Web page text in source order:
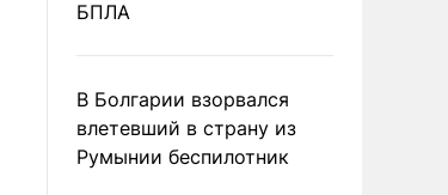
БПЛА
В Болгарии взорвался
влетевший в страну из
Румынии беспилотник